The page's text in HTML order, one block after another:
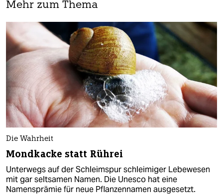
Mehr zum Thema
Die Wahrheit
Mondkacke statt Rührei
Unterwegs auf der Schleimspur schleimiger Lebewesen
mit gar seltsamen Namen. Die Unesco hat eine
Namensprämie für neue Pflanzennamen ausgesetzt.